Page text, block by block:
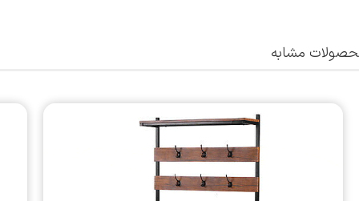
مشابه